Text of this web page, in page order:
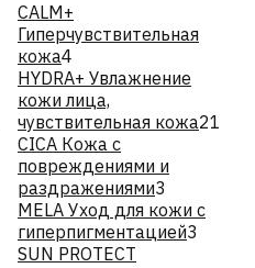
CALM+
Гиперчувствительная
кожа4
HYDRA+ Увлажнение
кожи лица,
чувствительная кожа21
CICA Кожа с
повреждениями и
раздражениями3
MELA Уход для кожи с
гиперпигментацией3
SUN PROTECT